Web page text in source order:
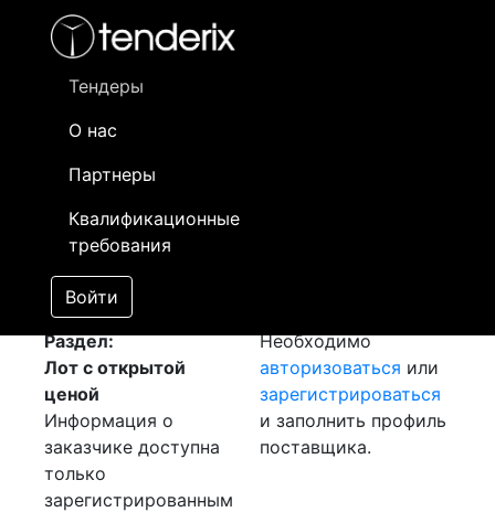
Тендеры
О нас
Партнеры
Квалификационные
требования
Войти
- активный лот
- сохраненный лот (не опубликован)
Закупка: Листы
[Завершен]
Лот №:
АУКЦИОН (покупка
товара)
Раздел:
Лот с открытой
ценой
Информация о
заказчике доступна
только
зарегистрированным
Необходимо
авторизоваться или
зарегистрироваться
и заполнить профиль
поставщика.